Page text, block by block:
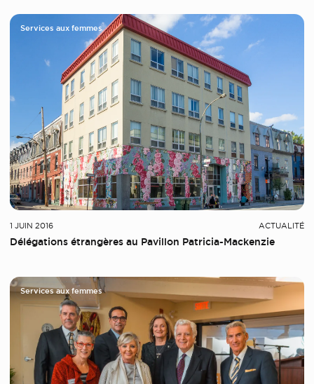
Services aux femmes
1 JUIN 2016 ACTUALITÉ
Délégations étrangères au Pavillon Patricia-Mackenzie
Services aux femmes